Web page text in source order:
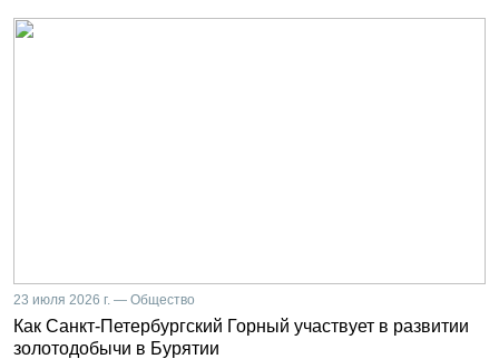
23 июля 2026 г. — Общество
Как Санкт-Петербургский Горный участвует в развитии
золотодобычи в Бурятии